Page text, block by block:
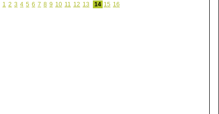
1 2 3 4 5 6 7 8 9 10 11 12 13 14 15 16